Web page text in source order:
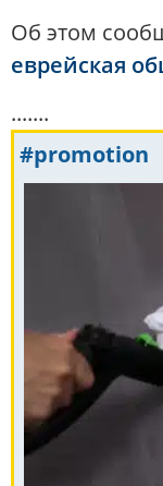
Об этом
еврейская
.......
#promotion